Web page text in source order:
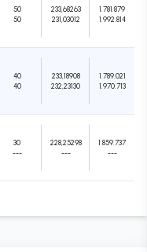
50
50
233,68263
231,03012
1.781.879
1.992.814
40
40
233,18908
232,23130
1.789.021
1.970.713
30
---
228,25298
---
1.859.737
---